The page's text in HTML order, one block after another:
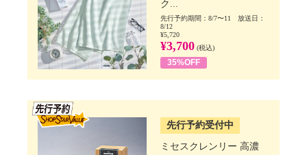
ク...
先行予約期間：8/7〜11 放送日：
8/12
¥5,720
¥3,700 (税込)
35%OFF
先行予約受付中
ミセスクレンリー 高濃